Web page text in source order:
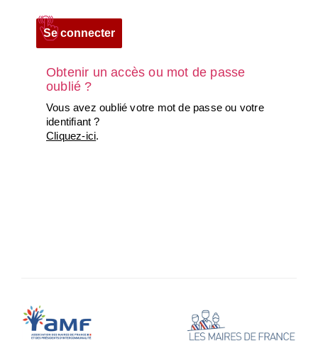
Obtenir un accès ou mot de passe
oublié ?
Vous avez oublié votre mot de passe ou votre
identifiant ?
Cliquez-ici.